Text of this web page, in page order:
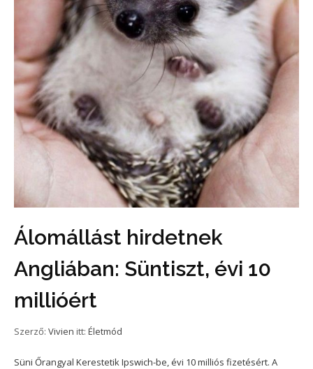
Álomállást hirdetnek
Angliában: Süntiszt, évi 10
millióért
Szerző: Vivien itt: Életmód
Süni Őrangyal Kerestetik Ipswich-be, évi 10 milliós fizetésért. A